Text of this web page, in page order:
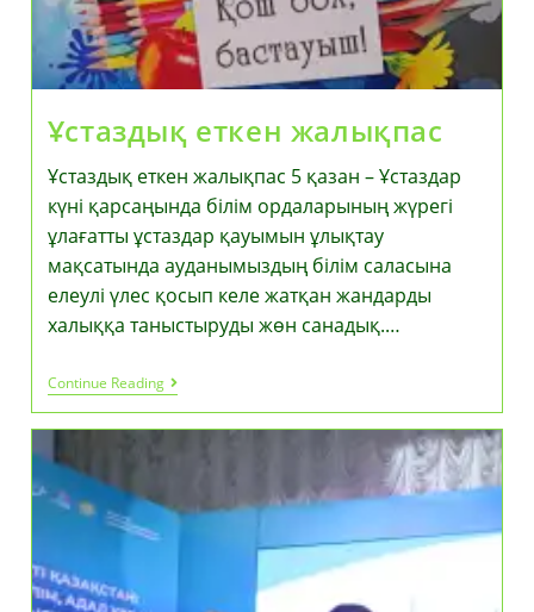
Ұстаздық еткен жалықпас
Ұстаздық еткен жалықпас 5 қазан – Ұстаздар
күні қарсаңында білім ордаларының жүрегі
ұлағатты ұстаздар қауымын ұлықтау
мақсатында ауданымыздың білім саласына
елеулі үлес қосып келе жатқан жандарды
халыққа таныстыруды жөн санадық.…
Continue ReadingҰстаздық
Еткен
Жалықпас